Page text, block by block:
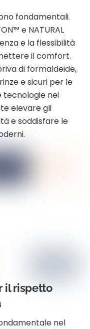
fondamentali.
e NATURAL
e la flessibilità
il comfort.
di formaldeide,
e sicuri per le
tecnologie nei
elevare gli
e soddisfare le
il rispetto
nel